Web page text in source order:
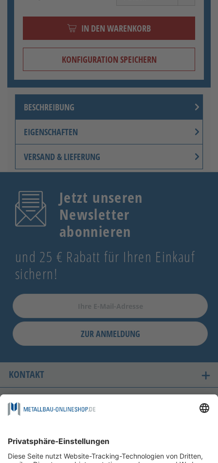
IN DEN WARENKORB
KONFIGURATION SPEICHERN
BESCHREIBUNG
EIGENSCHAFTEN
VERSAND & LIEFERUNG
Jetzt unseren
Newsletter
abonnieren
und 25 € Rabatt für Ihren Einkauf
sichern!
ZUR ANMELDUNG
KONTAKT
UNSERE LIEFERLÄNDER
FOLGEN SIE UNS AUF